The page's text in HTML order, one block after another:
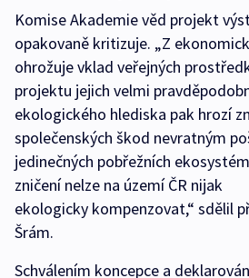
Komise Akademie věd projekt
opakovaně kritizuje. „Z
ohrožuje vklad veřejných
projektu jejich velmi
ekologického hlediska pak hrozí
společenských škod nevratným
jedinečných pobřežních
zničení nelze na území ČR nijak
ekologicky kompenzovat,“ sdělil
Šrám.
Schválením koncepce a